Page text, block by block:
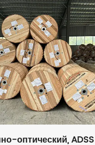
оптический, ADSS